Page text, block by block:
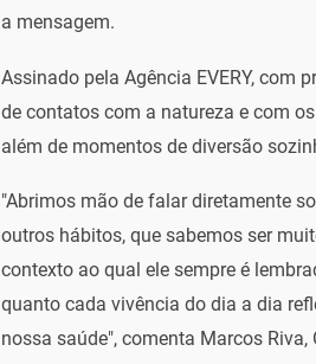
a mensagem.
Assinado pela Agência EVERY, com
de contatos com a natureza e com
além de momentos de diversão
"Abrimos mão de falar diretamente
outros hábitos, que sabemos ser
contexto ao qual ele sempre é
quanto cada vivência do dia a dia
nossa saúde", comenta Marcos